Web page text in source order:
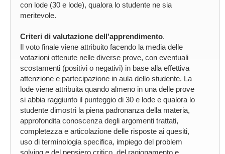
con lode (30 e lode), qualora lo studente ne sia
meritevole.
Criteri di valutazione dell'apprendimento.
Il voto finale viene attribuito facendo la media delle
votazioni ottenute nelle diverse prove, con eventuali
scostamenti (positivi o negativi) in base alla effettiva
attenzione e partecipazione in aula dello studente. La
lode viene attribuita quando almeno in una delle prove
si abbia raggiunto il punteggio di 30 e lode e qualora lo
studente dimostri la piena padronanza della materia,
approfondita conoscenza degli argomenti trattati,
completezza e articolazione delle risposte ai quesiti,
uso di terminologia specifica, impiego del problem
solving e del pensiero critico, del ragionamento e